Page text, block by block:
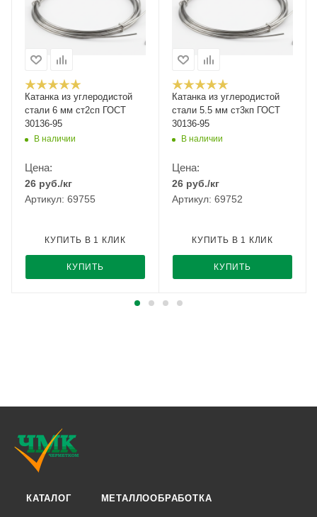
Катанка из углеродистой
стали 6 мм ст2сп ГОСТ
30136-95
В наличии
Цена:
26 руб./кг
Артикул: 69755
КУПИТЬ
КУПИТЬ В 1 КЛИК
Катанка из углеродистой
стали 5.5 мм ст3кп ГОСТ
30136-95
В наличии
Цена:
26 руб./кг
Артикул: 69752
КУПИТЬ
КУПИТЬ В 1 КЛИК
КАТАЛОГ МЕТАЛЛООБРАБОТКА